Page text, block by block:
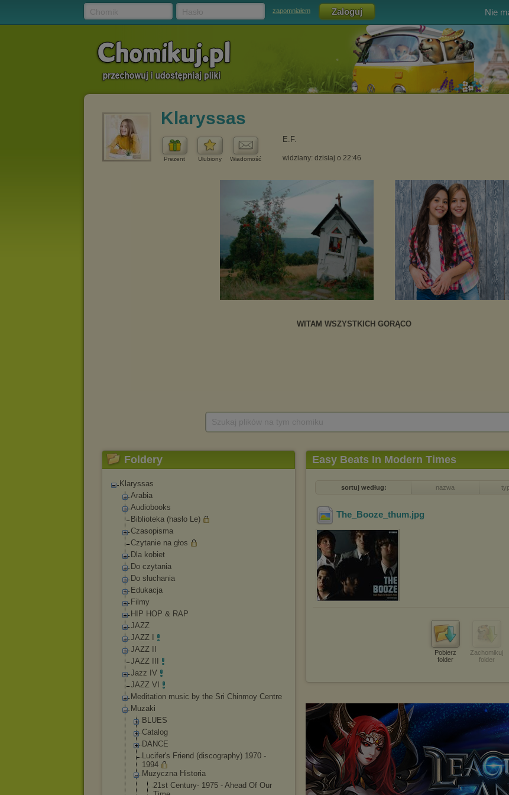
zapomniałem Nie
Klaryssas
Prezent Ulubiony Wiadomość
E.F.
widziany: dzisiaj o 22:46
Foldery
Klaryssas
Arabia
Audiobooks
Biblioteka (hasło Le)
Czasopisma
Czytanie na głos
Dla kobiet
Do czytania
Do słuchania
Edukacja
Filmy
HIP HOP & RAP
JAZZ
JAZZ I
JAZZ II
JAZZ III
Jazz IV
JAZZ VI
Meditation music by the Sri Chinmoy Centre
Muzaki
BLUES
Catalog
DANCE
Lucifer's Friend (discography) 1970 -
1994
Muzyczna Historia
21st Century- 1975 - Ahead Of Our
Easy Beats In Modern Times
sortuj według: nazwa
The_Booze_thum.jpg
Pobierz
folder
Zachomikuj
folder